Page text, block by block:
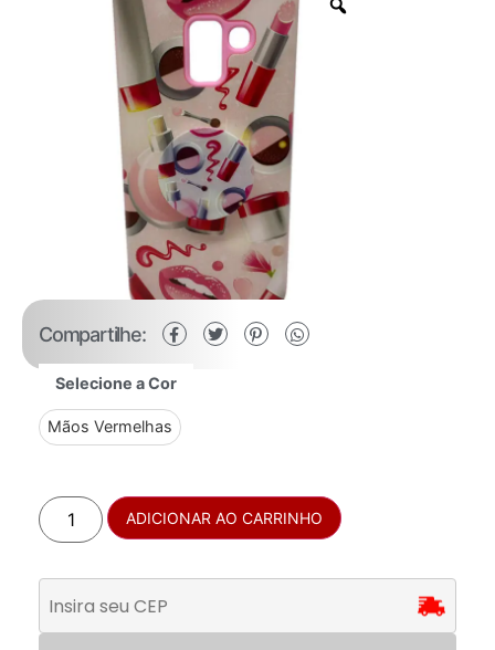
Compartilhe:
Selecione a Cor
Mãos Vermelhas
ADICIONAR AO CARRINHO